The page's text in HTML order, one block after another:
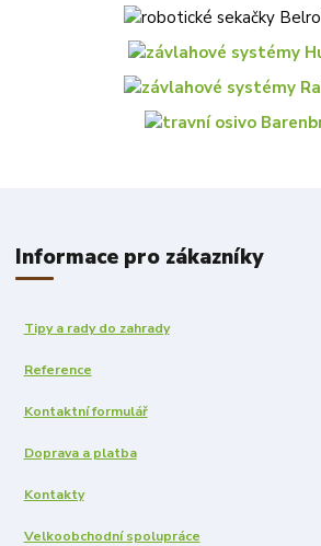
Informace pro zákazníky
Tipy a rady do zahrady
Reference
Kontaktní formulář
Doprava a platba
Kontakty
Velkoobchodní spolupráce